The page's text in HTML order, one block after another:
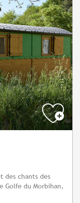
des chants des
Golfe du Morbihan,